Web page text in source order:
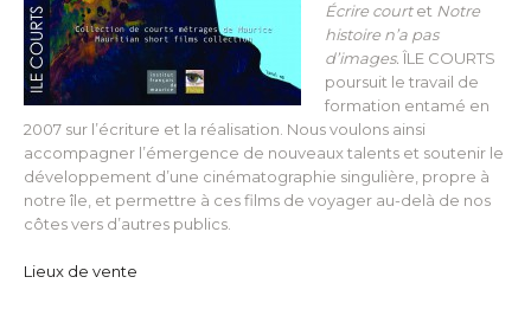
Écrire courtet Notre
histoire n’a pas
d’images. ÎLE COURTS
poursuit le travail de
formation entamé en
2007 sur l’écriture et la réalisation. Nous voulons ainsi
accompagner l’émergence de nouveaux talents et soutenir le
développement d’une cinématographie singulière, propre à
notre île, et permettre à ces films de voyager au-delà de nos
côtes vers d’autres publics.
Lieux de vente